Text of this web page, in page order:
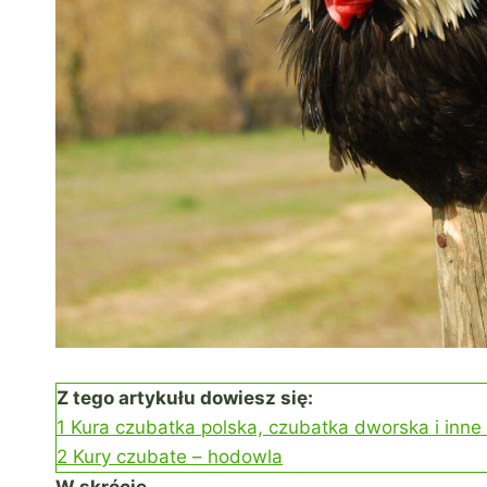
Z tego artykułu dowiesz się:
1 Kura czubatka polska, czubatka dworska i inne
2 Kury czubate – hodowla